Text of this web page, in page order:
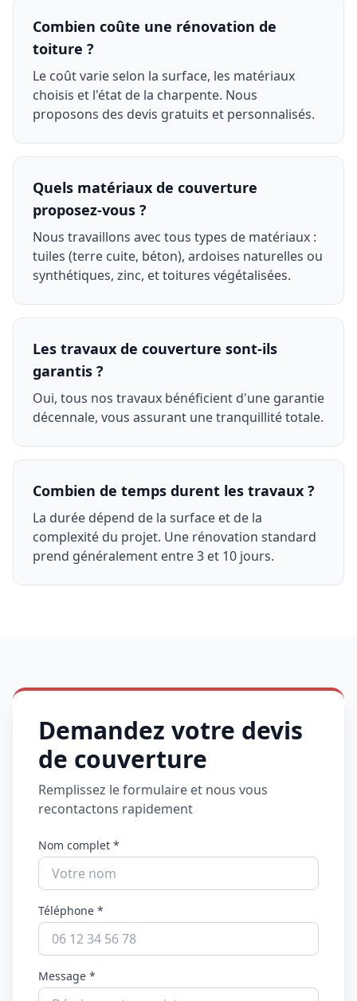
Combien coûte une rénovation de
toiture ?
Le coût varie selon la surface, les matériaux
choisis et l'état de la charpente. Nous
proposons des devis gratuits et personnalisés.
Quels matériaux de couverture
proposez-vous ?
Nous travaillons avec tous types de matériaux :
tuiles (terre cuite, béton), ardoises naturelles ou
synthétiques, zinc, et toitures végétalisées.
Les travaux de couverture sont-ils
garantis ?
Oui, tous nos travaux bénéficient d'une garantie
décennale, vous assurant une tranquillité totale.
Combien de temps durent les travaux ?
La durée dépend de la surface et de la
complexité du projet. Une rénovation standard
prend généralement entre 3 et 10 jours.
Demandez votre devis
de couverture
Remplissez le formulaire et nous vous
recontactons rapidement
Nom complet *
Téléphone *
Message *